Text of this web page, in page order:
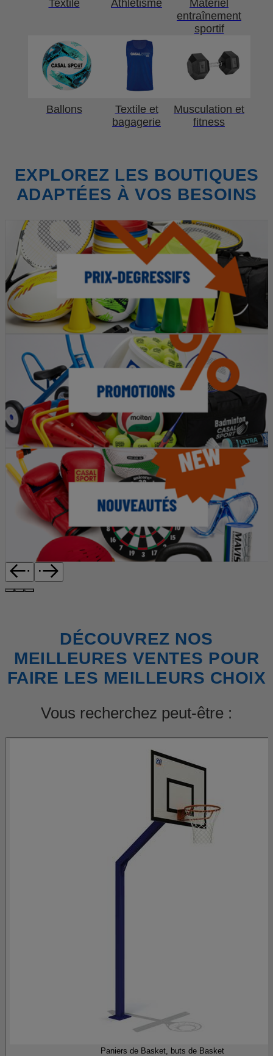
Textile Athlétisme
Matériel
entraînement
sportif
Ballons
Textile et
bagagerie
Musculation et
fitness
EXPLOREZ LES BOUTIQUES
ADAPTÉES À VOS BESOINS
DÉCOUVREZ NOS
MEILLEURES VENTES POUR
FAIRE LES MEILLEURS CHOIX
Vous recherchez peut-être :
Paniers de Basket, buts de Basket